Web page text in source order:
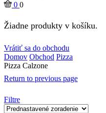
0 0
Žiadne produkty v košíku.
Vrátiť sa do obchodu
Domov Obchod Pizza
Pizza Calzone
Return to previous page
Filtre